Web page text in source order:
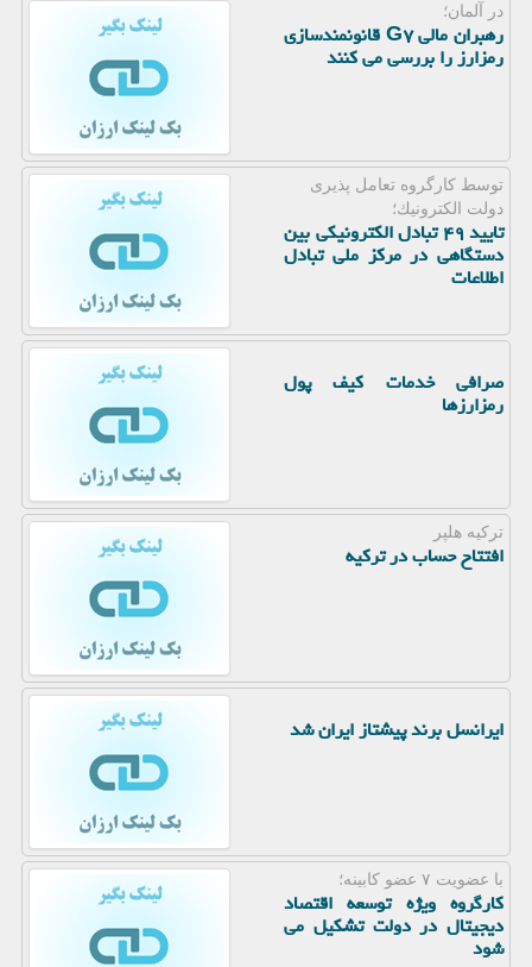
در آلمان؛
رهبران مالی G۷ قانونمندسازی
رمزارز را بررسی می کنند
توسط كارگروه تعامل پذیری
دولت الكترونیك؛
تایید ۴۹ تبادل الکترونیکی بین
دستگاهی در مرکز ملی تبادل
اطلاعات
صرافی خدمات کیف پول
رمزارزها
ترکیه هلپر
افتتاح حساب در ترکیه
ایرانسل برند پیشتاز ایران شد
با عضویت ۷ عضو كابینه؛
کارگروه ویژه توسعه اقتصاد
دیجیتال در دولت تشکیل می
شود